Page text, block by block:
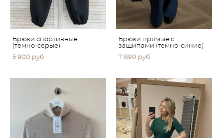
Брюки спортивные
(темно-серые)
5 900 pуб.
Брюки прямые с
защипами (темно-синие)
7 890 pуб.